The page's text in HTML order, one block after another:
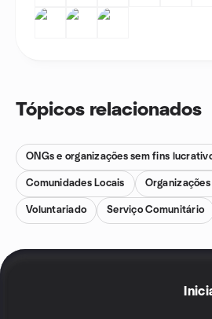
Tópicos relacionados
ONGs e organizações sem fins
Comunidades Locais
Voluntariado Serviço Comunitário